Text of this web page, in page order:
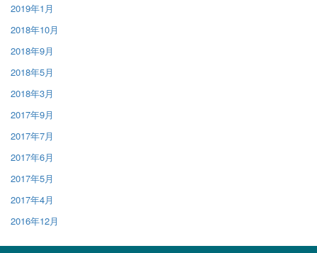
2019年1月
2018年10月
2018年9月
2018年5月
2018年3月
2017年9月
2017年7月
2017年6月
2017年5月
2017年4月
2016年12月